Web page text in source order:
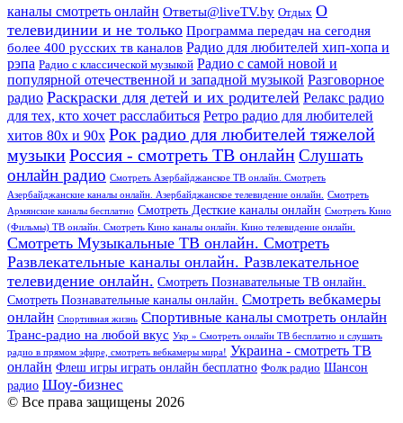
каналы смотреть онлайн Ответы@liveTV.by Отдых О
телевидинии и не только Программа передач на сегодня
более 400 русских тв каналов Радио для любителей хип-хопа и
рэпа Радио с классической музыкой Радио с самой новой и
популярной отечественной и западной музыкой Разговорное
радио Раскраски для детей и их родителей Релакс радио
для тех, кто хочет расслабиться Ретро радио для любителей
хитов 80х и 90х Рок радио для любителей тяжелой
музыкиРоссия - смотреть ТВ онлайнСлушать
онлайн радио Смотреть Азербайджанское ТВ онлайн. Смотреть
Азербайджанские каналы онлайн. Азербайджанское телевидение онлайн.
Смотреть
Армянские каналы бесплатно Смотреть Десткие каналы онлайн Смотреть Кино
(Фильмы) ТВ онлайн. Смотреть Кино каналы онлайн. Кино телевидение онлайн.
Смотреть Музыкальные ТВ онлайн. Смотреть
Развлекательные каналы онлайн. Развлекательное
телевидение онлайн. Смотреть Познавательные ТВ онлайн.
Смотреть Познавательные каналы онлайн. Смотреть вебкамеры
онлайн Спортивная жизнь Спортивные каналы смотреть онлайн
Транс-радио на любой вкус Укр » Смотреть онлайн ТВ бесплатно и слушать
радио в прямом эфире, смотреть вебкамеры мира! Украина - смотреть ТВ
онлайн Флеш игры играть онлайн бесплатно Фолк радио Шансон
радио Шоу-бизнес
© Все права защищены 2026